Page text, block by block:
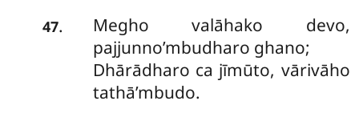
47.
Megho valāhako devo,
pajjunno’mbudharo ghano;
Dhārādharo ca jīmūto, vārivāho
tathā’mbudo.